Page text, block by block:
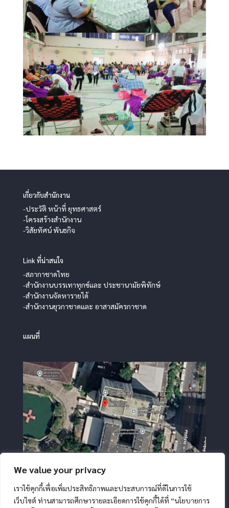
We value your privacy
เราใช้คุกกี้เพื่อเพิ่มประสิทธิภาพและประสบการณ์ที่ดีในการใช้
เว็บไซต์ ท่านสามารถศึกษารายละเอียดการใช้คุกกี้ได้ที่ “นโยบายการ
เกี่ยวกับสำนักงาน
-ประวัติ หน้าที่ ยุทธศาสตร์
-โครงสร้างสำนักงาน
-วิสัยทัศน์ พันธกิจ
Link ที่น่าสนใจ
-สภากาชาดไทย
-สำนักงานบรรเทาทุกข์และ ประชานามัยพิทักษ์
-สำนักงานจัดหารายได้
-สำนักงานยุวกาชาดและ อาสาสมัครกาชาด
แผนที่